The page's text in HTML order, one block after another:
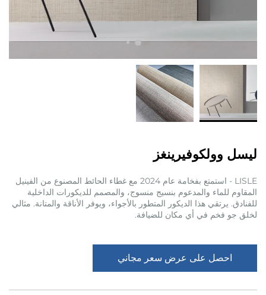
ليسل وولكوفيرينغز
LISLE - استمتع بفخامة عام 2024 مع غطاء الحائط المصنوع من الفينيل
المقاوم للماء والمدعوم بنسيج منسوج، والمصمم للديكورات الداخلية
للفنادق. يرتقي هذا الديكور المتطور بالأجواء، ويوفر الأناقة والمتانة. مثالي
لخلق جو فخم في أي مكان للضيافة.
احصل على عرض سعر مجاني